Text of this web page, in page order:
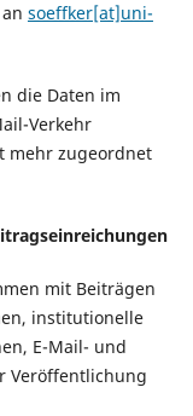
soeffker[at]uni-
die Daten im
Verkehr
mehr zugeordnet
mit Beiträgen
institutionelle
E-Mail- und
Veröffentlichung